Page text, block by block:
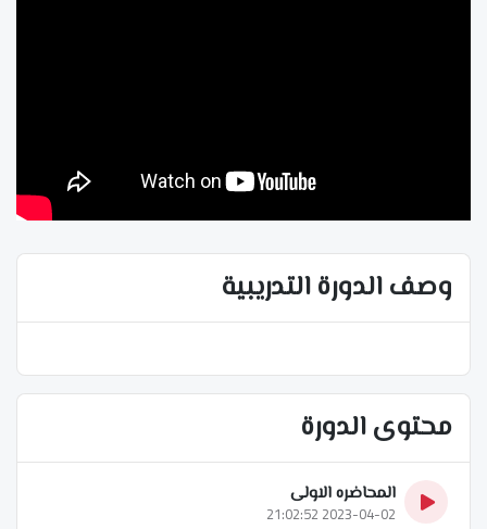
وصف الدورة التدريبية
محتوى الدورة
المحاضره الاولى
2023-04-02 21:02:52